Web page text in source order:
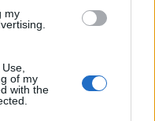
my
of my
with the